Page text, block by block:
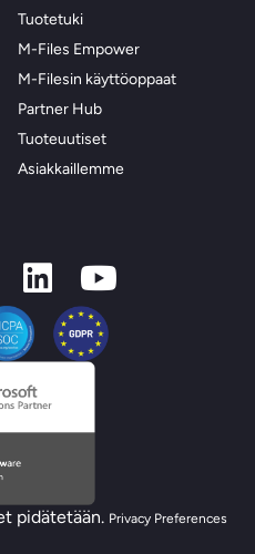
Tuotetuki
M-Files Empower
M-Filesin käyttöoppaat
Partner Hub
Tuoteuutiset
Asiakkaillemme
pidätetään. Privacy Preferences